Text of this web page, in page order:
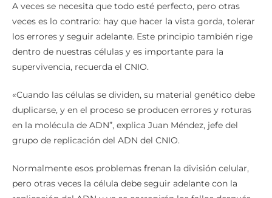
A veces se necesita que todo esté perfecto, pero otras
veces es lo contrario: hay que hacer la vista gorda, tolerar
los errores y seguir adelante. Este principio también rige
dentro de nuestras células y es importante para la
supervivencia, recuerda el CNIO.
«Cuando las células se dividen, su material genético debe
duplicarse, y en el proceso se producen errores y roturas
en la molécula de ADN”, explica Juan Méndez, jefe del
grupo de replicación del ADN del CNIO.
Normalmente esos problemas frenan la división celular,
pero otras veces la célula debe seguir adelante con la